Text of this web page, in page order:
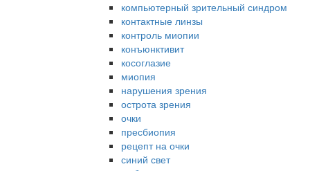
компьютерный зрительный синдром
контактные линзы
контроль миопии
конъюнктивит
косоглазие
миопия
нарушения зрения
острота зрения
очки
пресбиопия
рецепт на очки
синий свет